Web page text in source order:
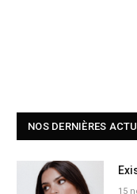
NOS DERNIÈRES
15